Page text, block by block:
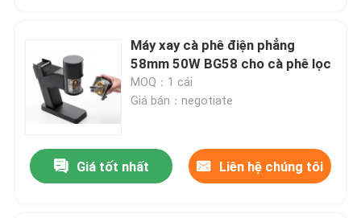
Kiểm soát chất lượng
Liên hệ chúng tôi
Các trường hợp
Máy xay cà phê điện phẳng
58mm 50W BG58 cho cà phê lọc
MOQ：1 cái
Giá bán：negotiate
Giá tốt nhất Liên hệ chúng tôi